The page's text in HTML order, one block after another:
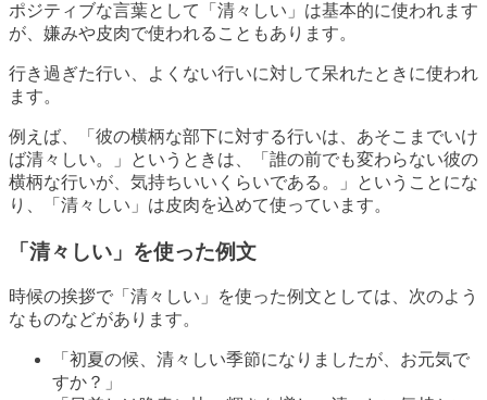
ポジティブな言葉として「清々しい」は基本的に使われます
が、嫌みや皮肉で使われることもあります。
行き過ぎた行い、よくない行いに対して呆れたときに使われ
ます。
例えば、「彼の横柄な部下に対する行いは、あそこまでいけ
ば清々しい。」というときは、「誰の前でも変わらない彼の
横柄な行いが、気持ちいいくらいである。」ということにな
り、「清々しい」は皮肉を込めて使っています。
「清々しい」を使った例文
時候の挨拶で「清々しい」を使った例文としては、次のよう
なものなどがあります。
「初夏の候、清々しい季節になりましたが、お元気で
すか？」